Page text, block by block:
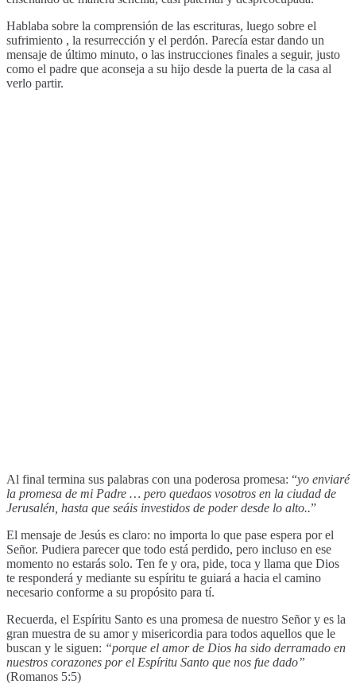
Hablaba sobre la comprensión de las escrituras, luego sobre el
sufrimiento , la resurrección y el perdón. Parecía estar dando un
mensaje de último minuto, o las instrucciones finales a seguir, justo
como el padre que aconseja a su hijo desde la puerta de la casa al
verlo partir.
Al final termina sus palabras con una poderosa promesa: “yo enviaré
la promesa de mi Padre … pero quedaos vosotros en la ciudad de
Jerusalén, hasta que seáis investidos de poder desde lo alto..”
El mensaje de Jesús es claro: no importa lo que pase espera por el
Señor. Pudiera parecer que todo está perdido, pero incluso en ese
momento no estarás solo. Ten fe y ora, pide, toca y llama que Dios
te responderá y mediante su espíritu te guiará a hacia el camino
necesario conforme a su propósito para tí.
Recuerda, el Espíritu Santo es una promesa de nuestro Señor y es la
gran muestra de su amor y misericordia para todos aquellos que le
buscan y le siguen: “porque el amor de Dios ha sido derramado en
nuestros corazones por el Espíritu Santo que nos fue dado”
(Romanos 5:5)